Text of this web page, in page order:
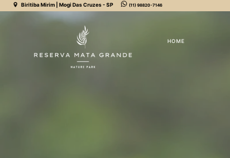
Biritiba Mirim | Mogi Das Cruzes - SP (11) 98820-7146
HOME